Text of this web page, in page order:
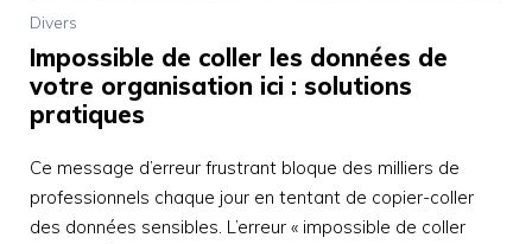
Divers
Impossible de coller les données de
votre organisation ici : solutions
pratiques
Ce message d’erreur frustrant bloque des milliers de
professionnels chaque jour en tentant de copier-coller
des données sensibles. L’erreur « impossible de coller